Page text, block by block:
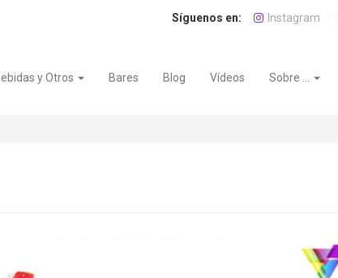
Instagram
y Otros Bares Blog Vídeos Sobre ...